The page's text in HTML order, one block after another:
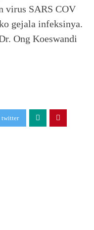
virus SARS COV
gejala infeksinya.
Ong Koeswandi
twitter